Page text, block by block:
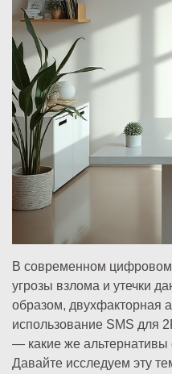
В современном цифровом
угрозы взлома и утечки
образом, двухфакторная
использование SMS для
— какие же альтернативы
Давайте исследуем эту